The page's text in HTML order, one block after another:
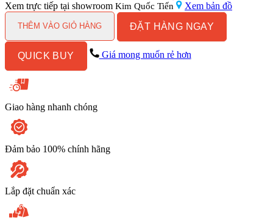
Điện
Tử
TOTO
CS986GW6#XW
Nắp
Rửa
Điện
Tử
WASHLET
C5
TCF6531Z
(220V)
số
lượng
Xem trực tiếp tại showroom Kim Quốc Tiến Xem bản đồ
THÊM VÀO GIỎ HÀNG ĐẶT HÀNG NGAY
QUICK BUY Giá mong muốn rẻ hơn
Giao hàng nhanh chóng
Đảm bảo 100% chính hãng
Lắp đặt chuẩn xác